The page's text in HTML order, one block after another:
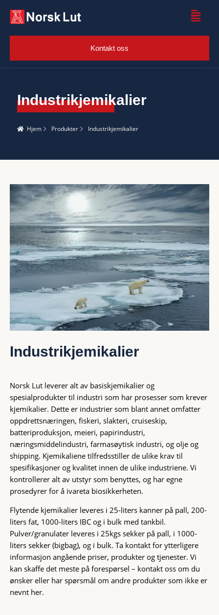
Kontakt oss
Industrikjemikalier
Hjem Produkter Industrikjemikalier
Industrikjemikalier
Norsk Lut leverer alt av basiskjemikalier og
spesialprodukter til industri som har prosesser som krever
kjemikalier. Dette er industrier som blant annet omfatter
oppdrettsnæringen, fiskeri, slakteri, cruiseskip,
batteriproduksjon, meieri, papirindustri,
næringsmiddelindustri, farmasøytisk industri, og olje og
shipping. Kjemikaliene tilfredsstiller de ulike krav til
spesifikasjoner og kvalitet innen de ulike industriene. Vi
kontrollerer alt av utstyr som benyttes, og har egne
prosedyrer for å ivareta biosikkerheten.
Flytende kjemikalier leveres i 25-liters kanner på pall, 200-
liters fat, 1000-liters IBC og i bulk med tankbil.
Pulver/granulater leveres i 25kgs sekker på pall, i 1000-
liters sekker (bigbag), og i bulk. Ta kontakt for ytterligere
informasjon angående priser, produkter og tjenester. Vi
kan skaffe det meste på forespørsel – kontakt oss om du
ønsker eller har spørsmål om andre produkter som ikke er
nevnt her.